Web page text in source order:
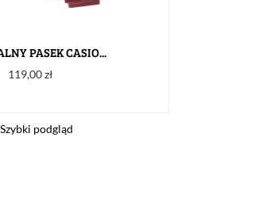
PASEK CASIO...
Cena
119,00 zł
Szybki podgląd